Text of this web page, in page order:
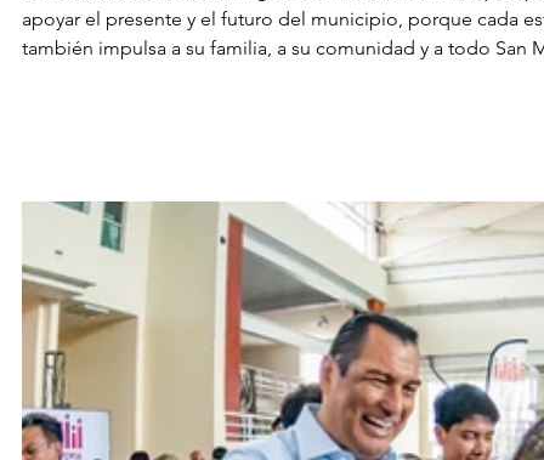
apoyar el presente y el futuro del municipio, porque cada
también impulsa a su familia, a su comunidad y a todo San